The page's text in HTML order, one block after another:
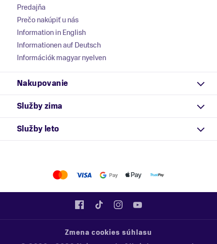
Predajňa
Prečo nakúpiť u nás
Information in English
Informationen auf Deutsch
Információk magyar nyelven
Nakupovanie
Služby zima
Služby leto
Zmena cookies súhlasu